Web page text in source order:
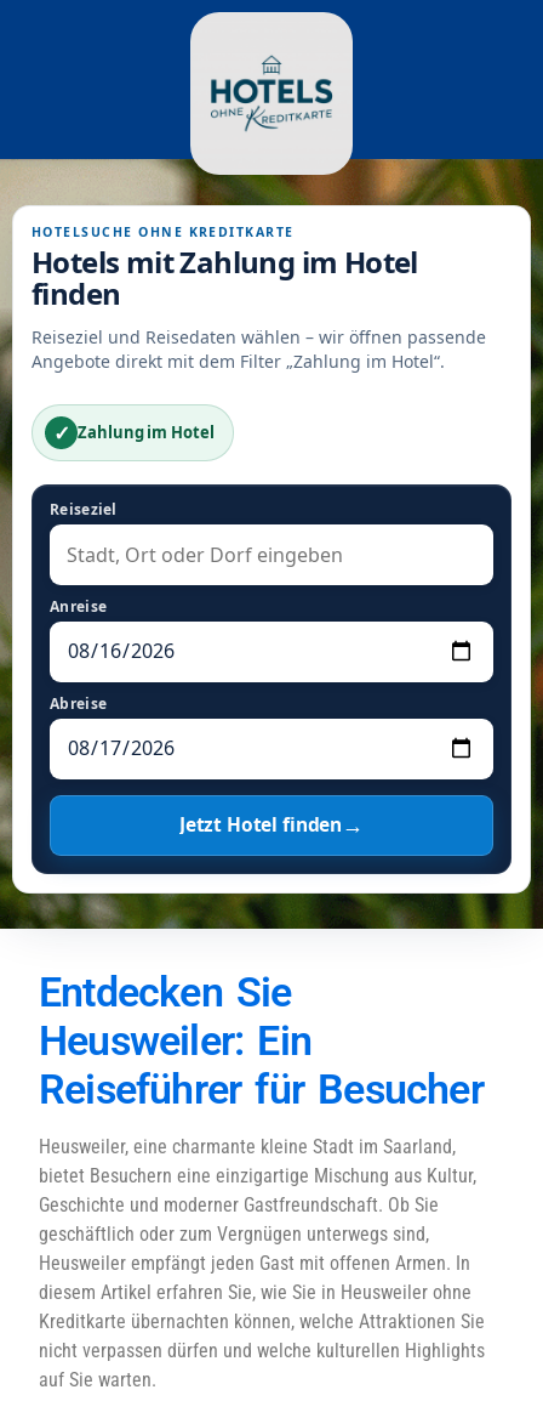
HOTELSUCHE OHNE KREDITKARTE
Hotels mit Zahlung im Hotel
finden
Reiseziel und Reisedaten wählen – wir öffnen passende
Angebote direkt mit dem Filter „Zahlung im Hotel“.
✓ Zahlung im Hotel
Reiseziel
Anreise
Abreise
Jetzt Hotel finden→
Entdecken Sie
Heusweiler: Ein
Reiseführer für Besucher
Heusweiler, eine charmante kleine Stadt im Saarland,
bietet Besuchern eine einzigartige Mischung aus Kultur,
Geschichte und moderner Gastfreundschaft. Ob Sie
geschäftlich oder zum Vergnügen unterwegs sind,
Heusweiler empfängt jeden Gast mit offenen Armen. In
diesem Artikel erfahren Sie, wie Sie in Heusweiler ohne
Kreditkarte übernachten können, welche Attraktionen Sie
nicht verpassen dürfen und welche kulturellen Highlights
auf Sie warten.